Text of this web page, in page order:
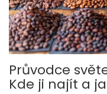
Průvodce
Kde ji najít a